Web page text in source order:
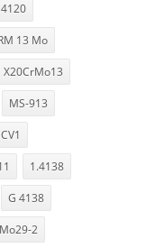
4120
13 Mo
X20CrMo13
MS-913
1.4138
G 4138
2